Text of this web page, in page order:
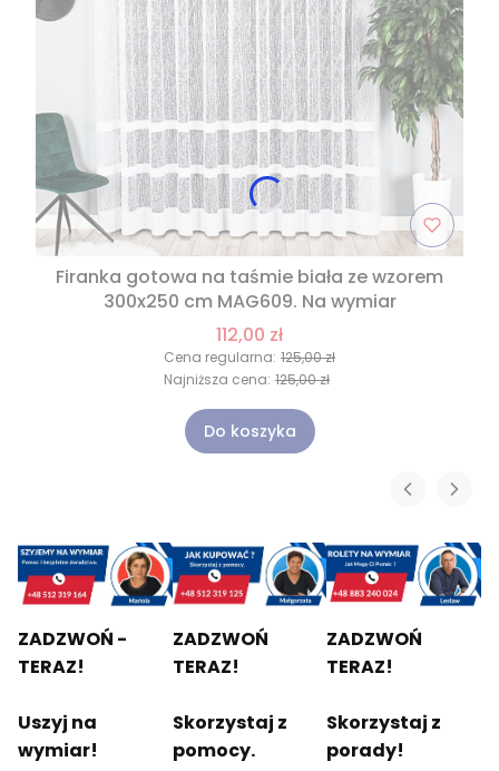
Firanka gotowa na taśmie biała ze wzorem
300x250 cm MAG609. Na wymiar
112,00 zł
Cena regularna: 125,00 zł
Najniższa cena: 125,00 zł
Do koszyka
ZADZWOŃ -
TERAZ!
Uszyj na
wymiar!
ZADZWOŃ
TERAZ!
Skorzystaj z
pomocy.
ZADZWOŃ
TERAZ!
Skorzystaj z
porady!